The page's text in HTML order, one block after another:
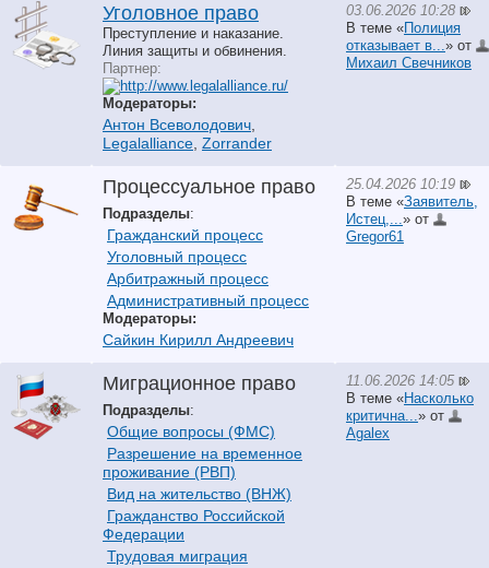
Уголовное право
Преступление и наказание.
Линия защиты и обвинения.
Партнер:
Модераторы:
Антон Всеволодович
Legalalliance Zorrander
03.06.2026 10:28
В теме «Полиция
отказывает в... » от
Михаил Свечников
Процессуальное право
Подразделы:
Гражданский процесс
Уголовный процесс
Арбитражный процесс
Административный процесс
Модераторы:
Сайкин Кирилл Андреевич
25.04.2026 10:19
В теме «Заявитель,
Истец,... » от
Gregor61
Миграционное право
Подразделы:
Общие вопросы (ФМС)
Разрешение на временное
проживание (РВП)
Вид на жительство (ВНЖ)
Гражданство Российской
Федерации
Трудовая миграция
11.06.2026 14:05
В теме «Насколько
критична... » от
Agalex